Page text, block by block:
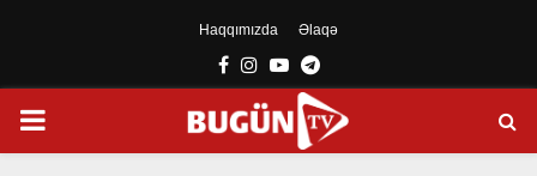
Haqqımızda Əlaqə
Facebook
Instagram
YoutubeTelegram
PRIMARY